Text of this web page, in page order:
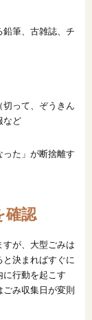
筆、古雑誌、チ
って、ぞうきん
など
った」が断捨離す
確認
が、大型ごみは
決まればすぐに
行動を起こす
ごみ収集日が変則